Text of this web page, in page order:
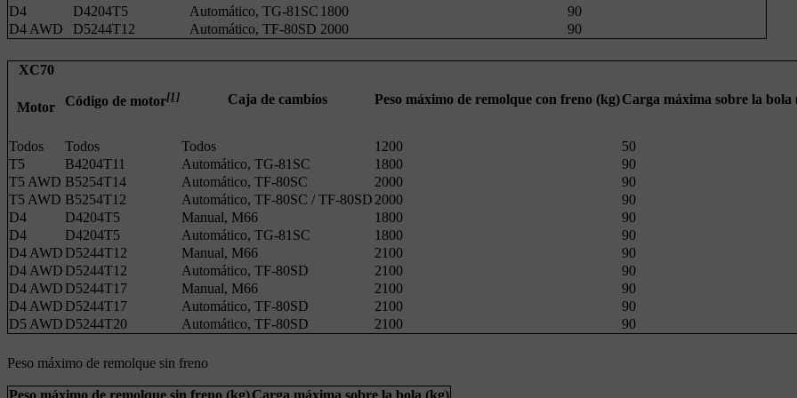
D4
D4204T5 Automático, TG-81SC 1800
90
D4 AWD
D5244T12 Automático, TF-80SD 2000 90
XC70
Motor Código de motor[1] Caja de cambios Peso máximo de remolque con freno (kg)Carga máxima sobre la bola
Todos Todos Todos 1200
50
T5
B4204T11 Automático, TG-81SC 1800
90
T5 AWD B5254T14 Automático, TF-80SC 2000
90
T5 AWD B5254T12 Automático, TF-80SC / TF-80SD 2000
90
D4
D4204T5 Manual, M66 1800
90
D4
D4204T5 Automático, TG-81SC 1800
90
D4 AWD D5244T12 Manual, M66 2100
90
D4 AWD D5244T12 Automático, TF-80SD 2100
90
D4 AWD D5244T17 Manual, M66 2100
90
D4 AWD D5244T17 Automático, TF-80SD 2100
90
D5 AWD D5244T20 Automático, TF-80SD 2100 90
Peso máximo de remolque sin freno
Peso máximo de remolque sin freno (kg)Carga máxima sobre la bola (kg)